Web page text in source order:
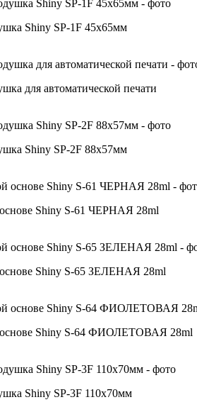
Shiny SP-1F 45х65мм
для автоматической печати
Shiny SP-2F 88х57мм
Shiny S-61 ЧЕРНАЯ 28ml
Shiny S-65 ЗЕЛЕНАЯ 28ml
основе Shiny S-64 ФИОЛЕТОВАЯ 28ml
Shiny SP-3F 110х70мм